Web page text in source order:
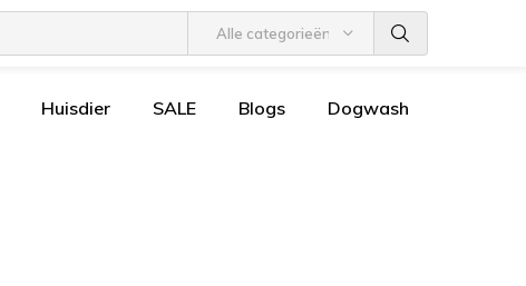
Alle categorieën
Huisdier SALE Blogs Dogwash